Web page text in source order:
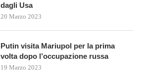
dagli Usa
20 Marzo 2023
Putin visita Mariupol per la prima
volta dopo l’occupazione russa
19 Marzo 2023